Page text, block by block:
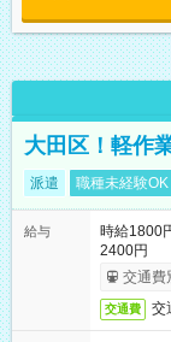
大田区！軽作
派遣 職種未経験OK
給与
時給1800
2400円
交通費
交通費 交